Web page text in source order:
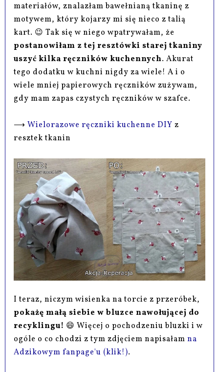
materiałów, znalazłam bawełnianą tkaninę z
motywem, który kojarzy mi się nieco z talią
kart. 😉 Tak się w niego wpatrywałam, że
postanowiłam z tej resztówki starej tkaniny
uszyć kilka ręczników kuchennych. Akurat
tego dodatku w kuchni nigdy za wiele! A i o
wiele mniej papierowych ręczników zużywam,
gdy mam zapas czystych ręczników w szafce.
⟶Wielorazowe ręczniki kuchenne DIY z
resztek tkanin
I teraz, niczym wisienka na torcie z przeróbek,
pokażę małą siebie w bluzce nawołującej do
recyklingu! 😄 Więcej o pochodzeniu bluzki i w
ogóle o co chodzi z tym zdjęciem napisałamna
Adzikowym fanpage'u (klik!).